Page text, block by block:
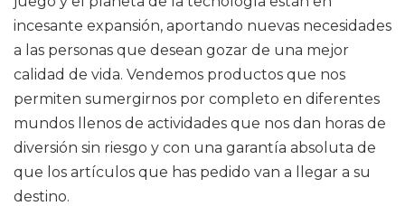
incesante expansión, aportando nuevas necesidades
a las personas que desean gozar de una mejor
calidad de vida. Vendemos productos que nos
permiten sumergirnos por completo en diferentes
mundos llenos de actividades que nos dan horas de
diversión sin riesgo y con una garantía absoluta de
que los artículos que has pedido van a llegar a su
destino.